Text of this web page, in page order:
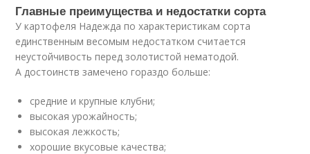
Главные преимущества и недостатки сорта
У картофеля Надежда по характеристикам сорта
единственным весомым недостатком считается
неустойчивость перед золотистой нематодой.
А достоинств замечено гораздо больше:
средние и крупные клубни;
высокая урожайность;
высокая лежкость;
хорошие вкусовые качества;